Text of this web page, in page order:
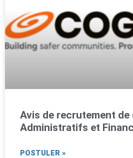
Avis de recrutement
Administratifs et
POSTULER »